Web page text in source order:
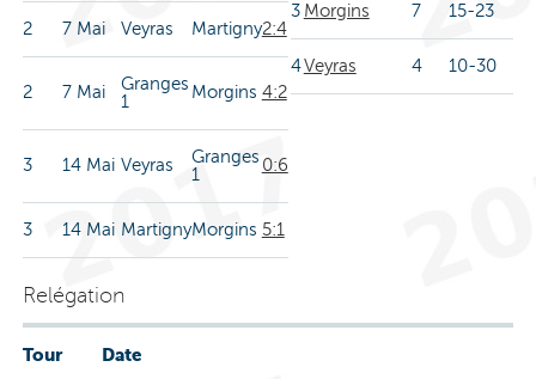
2 7 Mai Veyras Martigny2:4
2 7 Mai
Granges
1
Morgins 4:2
3 14 Mai Veyras
Granges
1
0:6
3 14 Mai MartignyMorgins 5:1
3 Morgins 7 15-23
4Veyras 4 10-30
Relégation
Tour Date